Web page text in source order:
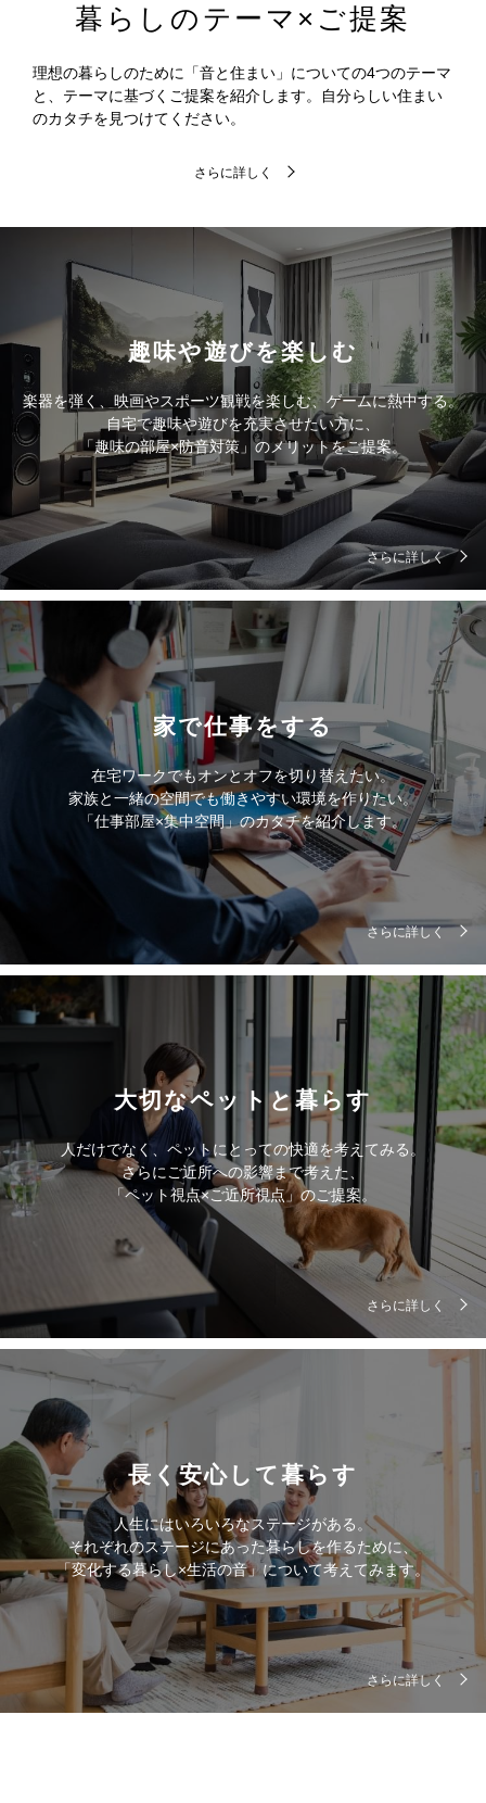
暮らしのテーマ×ご提案
理想の暮らしのために「音と住まい」についての4つのテーマ
と、テーマに基づくご提案を紹介します。自分らしい住まい
のカタチを見つけてください。
さらに詳しく
趣味や遊びを楽しむ
楽器を弾く、映画やスポーツ観戦を楽しむ、ゲームに熱中する。
自宅で趣味や遊びを充実させたい方に、
「趣味の部屋×防音対策」のメリットをご提案。
さらに詳しく
家で仕事をする
在宅ワークでもオンとオフを切り替えたい。
家族と一緒の空間でも働きやすい環境を作りたい。
「仕事部屋×集中空間」のカタチを紹介します。
さらに詳しく
大切なペットと暮らす
人だけでなく、ペットにとっての快適を考えてみる。
さらにご近所への影響まで考えた、
「ペット視点×ご近所視点」のご提案。
さらに詳しく
長く安心して暮らす
人生にはいろいろなステージがある。
それぞれのステージにあった暮らしを作るために、
「変化する暮らし×生活の音」について考えてみます。
さらに詳しく